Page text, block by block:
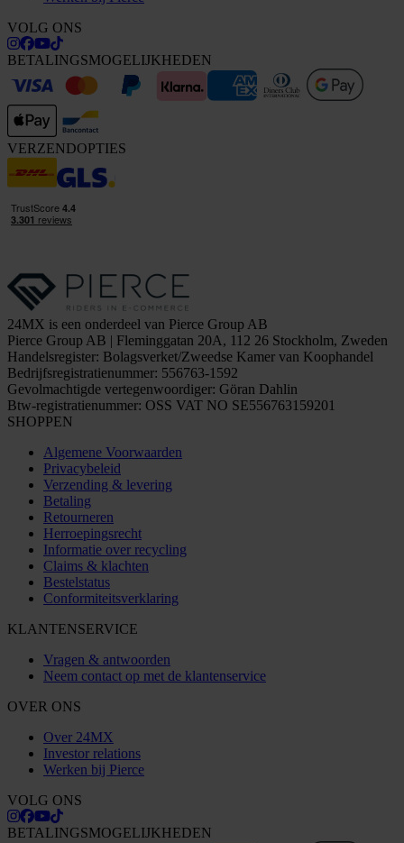
VOLG ONS
BETALINGSMOGELIJKHEDEN
VERZENDOPTIES
24MX is een onderdeel van Pierce Group AB
Pierce Group AB | Fleminggatan 20A, 112 26 Stockholm, Zweden
Handelsregister: Bolagsverket/Zweedse Kamer van Koophandel
Bedrijfsregistratienummer: 556763-1592
Gevolmachtigde vertegenwoordiger: Göran Dahlin
Btw-registratienummer: OSS VAT NO SE556763159201
SHOPPEN
Algemene Voorwaarden
Privacybeleid
Verzending & levering
Betaling
Retourneren
Herroepingsrecht
Informatie over recycling
Claims & klachten
Bestelstatus
Conformiteitsverklaring
KLANTENSERVICE
Vragen & antwoorden
Neem contact op met de klantenservice
OVER ONS
Over 24MX
Investor relations
Werken bij Pierce
VOLG ONS
BETALINGSMOGELIJKHEDEN